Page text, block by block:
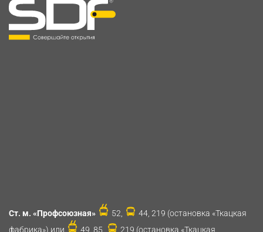
Ст. м. «Профсоюзная» 52,
44, 219 (остановка «Ткацкая
фабрика») или
49, 85, 219 (остановка «Ткацкая